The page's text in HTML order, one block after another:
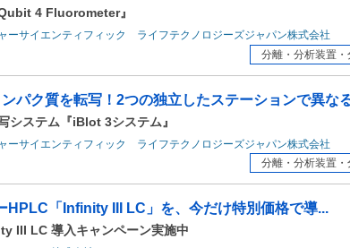
4 Fluorometer』
ーサイエンティフィック ライフテクノロジーズジャパン株式会社
分離・分析装置・
パク質を転写！2つの独立したステーションで異な
システム『iBlot 3システム』
ーサイエンティフィック ライフテクノロジーズジャパン株式会社
分離・分析装置・
HPLC「Infinity III LC」を、今だけ特別価格で導...
III LC 導入キャンペーン実施中